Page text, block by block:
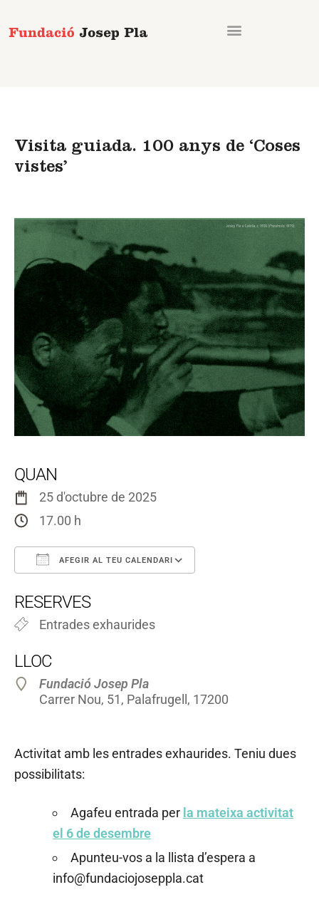
al
Visita guiada. 100 anys de ‘Coses
vistes’
QUAN
25 d'octubre de 2025
17.00 h
AFEGIR AL TEU CALENDARI
RESERVES
Entrades exhaurides
LLOC
Fundació Josep Pla
Carrer Nou, 51, Palafrugell, 17200
Activitat amb les entrades exhaurides. Teniu dues
possibilitats:
Agafeu entrada per la mateixa activitat
el 6 de desembre
Apunteu-vos a la llista d’espera a
info@fundaciojoseppla.cat